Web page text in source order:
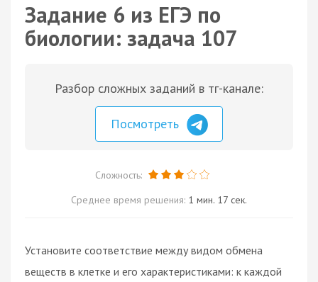
Задание 6 из ЕГЭ по
биологии: задача 107
Разбор сложных заданий в тг-канале:
Посмотреть
Сложность:
Среднее время решения: 1 мин. 17 сек.
Установите соответствие между видом обмена
веществ в клетке и его характеристиками: к каждой